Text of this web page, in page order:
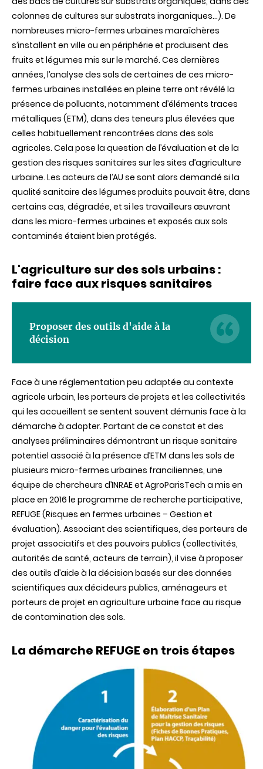
et
gérer
les
risques
sanitaires
colonnes de cultures sur substrats inorganiques...). De
nombreuses micro-fermes urbaines maraîchères
s’installent en ville ou en périphérie et produisent des
fruits et légumes mis sur le marché. Ces dernières
années, l’analyse des sols de certaines de ces micro-
fermes urbaines installées en pleine terre ont révélé la
présence de polluants, notamment d’éléments traces
métalliques (ETM), dans des teneurs plus élevées que
celles habituellement rencontrées dans des sols
agricoles. Cela pose la question de l’évaluation et de la
gestion des risques sanitaires sur les sites d’agriculture
urbaine. Les acteurs de l’AU se sont alors demandé si la
qualité sanitaire des légumes produits pouvait être, dans
certains cas, dégradée, et si les travailleurs œuvrant
dans les micro-fermes urbaines et exposés aux sols
contaminés étaient bien protégés.
L'agriculture sur des sols urbains :
faire face aux risques sanitaires
Proposer des outils d'aide à la
décision
Face à une réglementation peu adaptée au contexte
agricole urbain, les porteurs de projets et les collectivités
qui les accueillent se sentent souvent démunis face à la
démarche à adopter. Partant de ce constat et des
analyses préliminaires démontrant un risque sanitaire
potentiel associé à la présence d’ETM dans les sols de
plusieurs micro-fermes urbaines franciliennes, une
équipe de chercheurs d’INRAE et AgroParisTech a mis en
place en 2016 le programme de recherche participative,
REFUGE (Risques en fermes urbaines – Gestion et
évaluation). Associant des scientifiques, des porteurs de
projet associatifs et des pouvoirs publics (collectivités,
autorités de santé, acteurs de terrain), il vise à proposer
des outils d’aide à la décision basés sur des données
scientifiques aux décideurs publics, aménageurs et
porteurs de projet en agriculture urbaine face au risque
de contamination des sols.
La démarche REFUGE en trois étapes